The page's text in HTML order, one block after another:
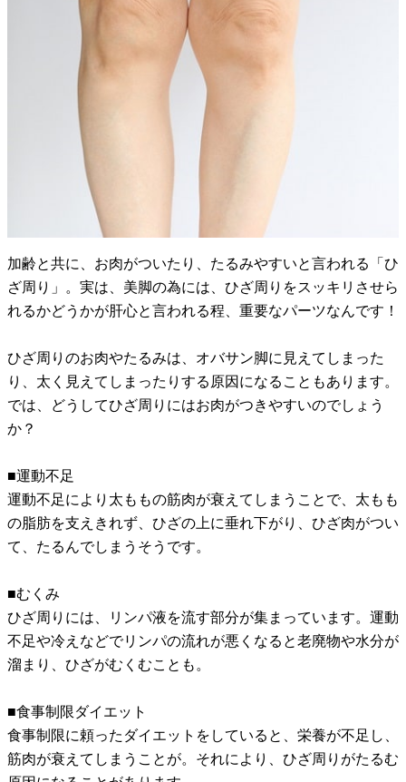
加齢と共に、お肉がついたり、たるみやすいと言われる「ひ
ざ周り」。実は、美脚の為には、ひざ周りをスッキリさせら
れるかどうかが肝心と言われる程、重要なパーツなんです！
ひざ周りのお肉やたるみは、オバサン脚に見えてしまった
り、太く見えてしまったりする原因になることもあります。
では、どうしてひざ周りにはお肉がつきやすいのでしょう
か？
■運動不足
運動不足により太ももの筋肉が衰えてしまうことで、太もも
の脂肪を支えきれず、ひざの上に垂れ下がり、ひざ肉がつい
て、たるんでしまうそうです。
■むくみ
ひざ周りには、リンパ液を流す部分が集まっています。運動
不足や冷えなどでリンパの流れが悪くなると老廃物や水分が
溜まり、ひざがむくむことも。
■食事制限ダイエット
食事制限に頼ったダイエットをしていると、栄養が不足し、
筋肉が衰えてしまうことが。それにより、ひざ周りがたるむ